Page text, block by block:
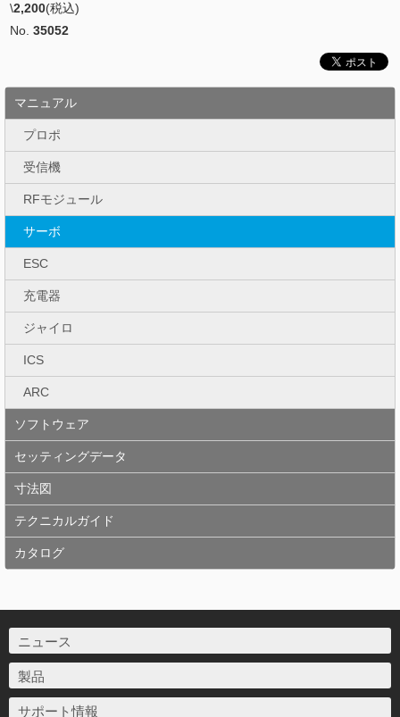
\2,200(税込)
No. 35052
マニュアル
プロポ
受信機
RFモジュール
サーボ
ESC
充電器
ジャイロ
ICS
ARC
ソフトウェア
セッティングデータ
寸法図
テクニカルガイド
カタログ
ニュース
製品
サポート情報